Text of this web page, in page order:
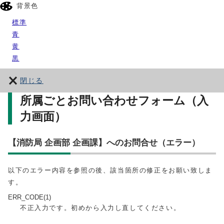
背景色
標準
青
黄
黒
閉じる
所属ごとお問い合わせフォーム（入
力画面）
【消防局 企画部 企画課】へのお問合せ（エラー）
以下のエラー内容を参照の後、該当箇所の修正をお願い致しま
す。
ERR_CODE(1)
不正入力です。初めから入力し直してください。